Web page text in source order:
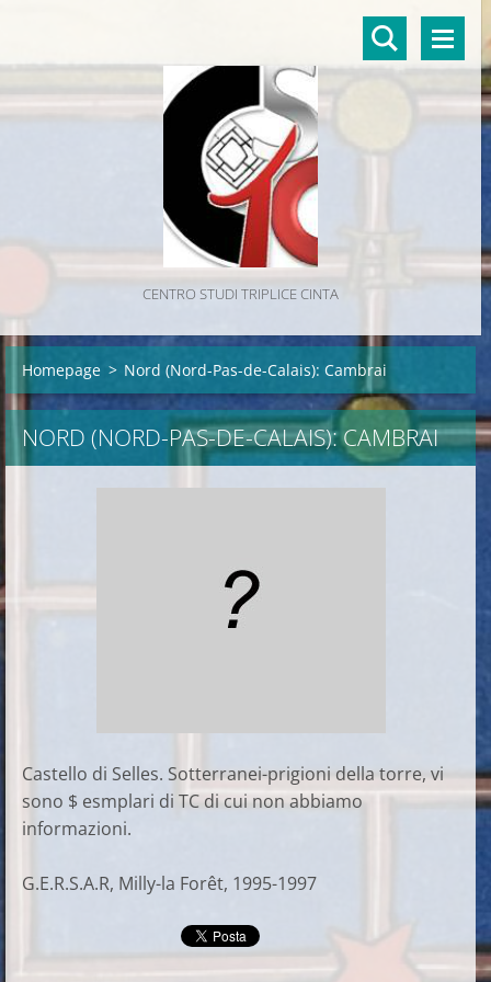
CENTRO STUDI TRIPLICE CINTA
Homepage > Nord (Nord-Pas-de-Calais): Cambrai
NORD (NORD-PAS-DE-CALAIS): CAMBRAI
Castello di Selles. Sotterranei-prigioni della torre, vi
sono $ esmplari di TC di cui non abbiamo
informazioni.
G.E.R.S.A.R, Milly-la Forêt, 1995-1997